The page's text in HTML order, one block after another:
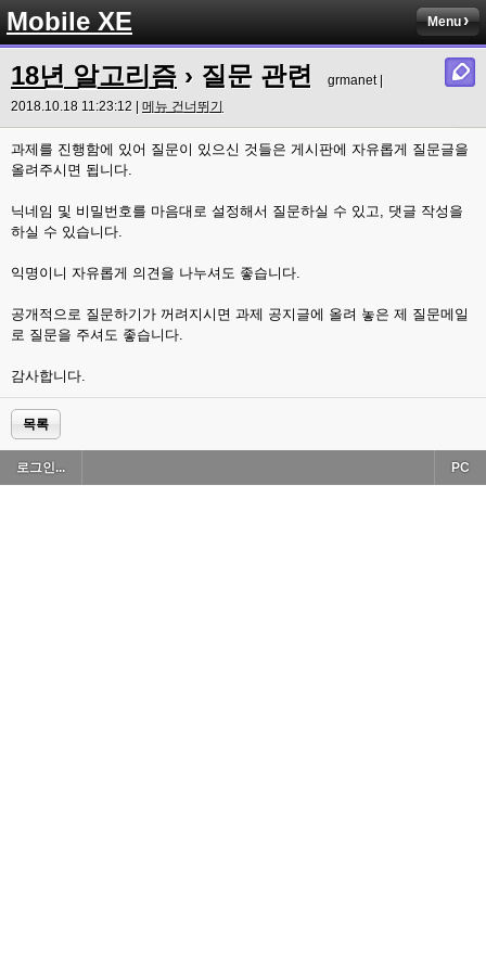
Mobile XE Menu
18년 알고리즘 › 질문 관련
grmanet |
2018.10.18 11:23:12 | 메뉴 건너뛰기
과제를 진행함에 있어 질문이 있으신 것들은 게시판에 자유롭게 질문글을
올려주시면 됩니다.
닉네임 및 비밀번호를 마음대로 설정해서 질문하실 수 있고, 댓글 작성을
하실 수 있습니다.
익명이니 자유롭게 의견을 나누셔도 좋습니다.
공개적으로 질문하기가 꺼려지시면 과제 공지글에 올려 놓은 제 질문메일
로 질문을 주셔도 좋습니다.
감사합니다.
목록
로그인... PC